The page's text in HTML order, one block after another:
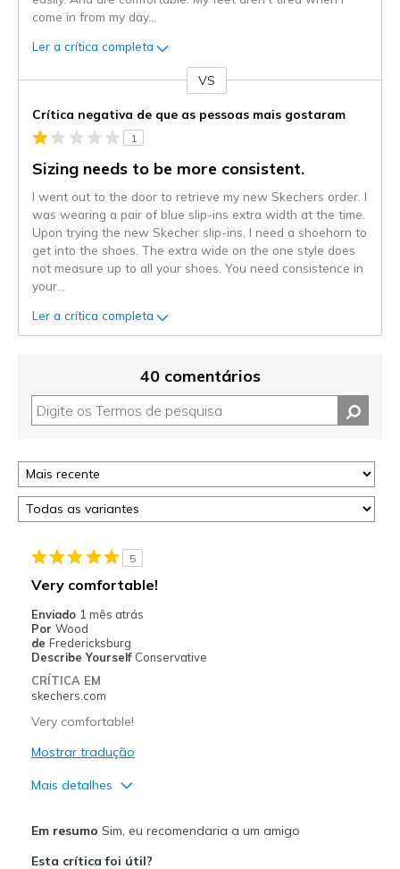
come in from my day...
Ler a crítica completa
VS
Crítica negativa de que as pessoas mais gostaram
1
Sizing needs to be more consistent.
I went out to the door to retrieve my new Skechers order. I
was wearing a pair of blue slip-ins extra width at the time.
Upon trying the new Skecher slip-ins, I need a shoehorn to
get into the shoes. The extra wide on the one style does
not measure up to all your shoes. You need consistence in
your
Ler a crítica completa
40 comentários
5
Very comfortable!
Enviado 1 mês atrás
Por Wood
de Fredericksburg
Describe Yourself Conservative
CRÍTICA EM
skechers.com
Very comfortable!
Mostrar tradução
Mais detalhes
Em resumo Sim, eu recomendaria a um amigo
Esta crítica foi útil?